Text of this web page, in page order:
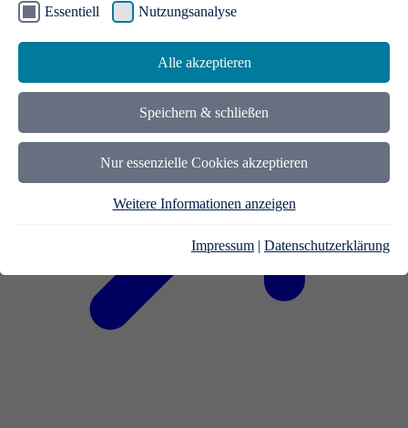
Essentiell Nutzungsanalyse
Alle akzeptieren
Speichern & schließen
Nur essenzielle Cookies akzeptieren
Weitere Informationen anzeigen
Impressum | Datenschutzerklärung
Mit einer .de-Domain erhalten Ideen eine Bühne